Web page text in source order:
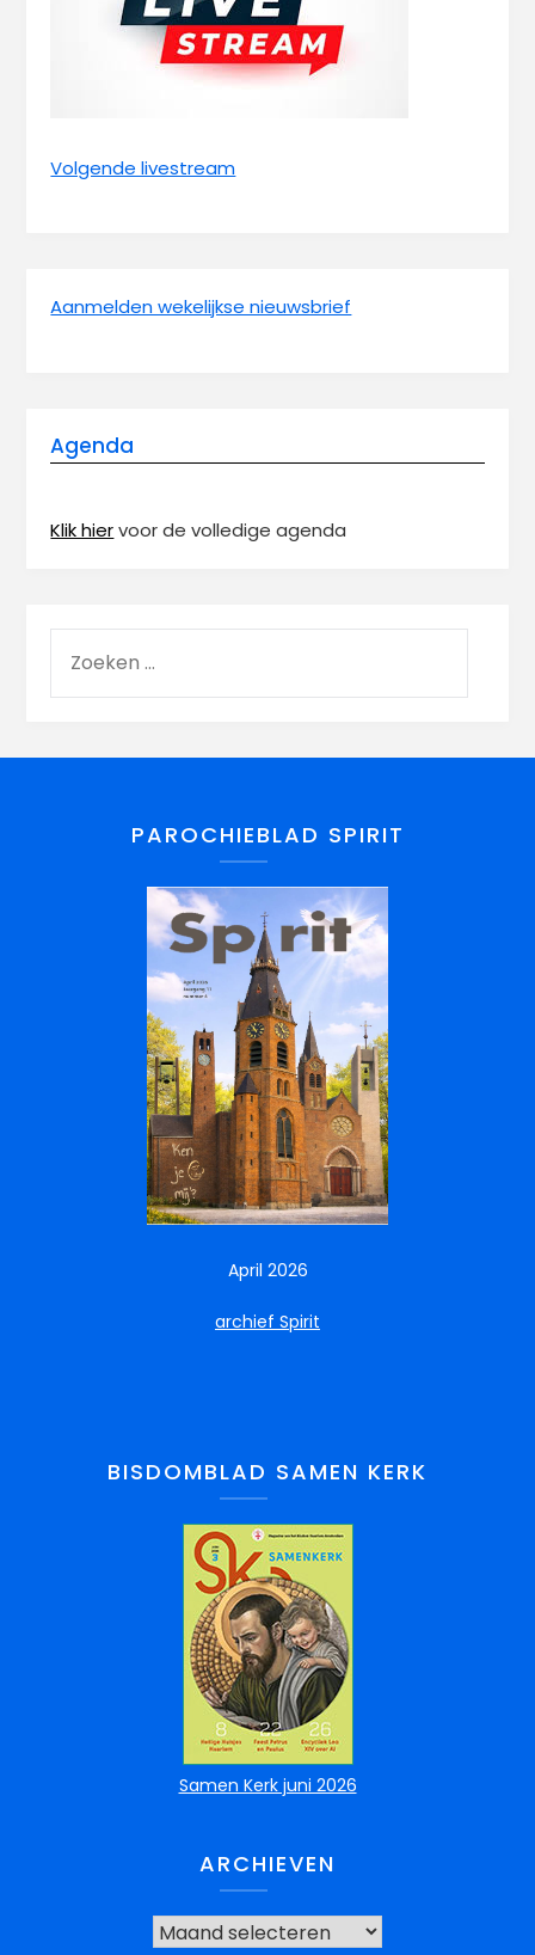
Volgende livestream
Aanmelden wekelijkse nieuwsbrief
Agenda
Klik hiervoor de volledige agenda
PAROCHIEBLAD SPIRIT
April 2026
archief Spirit
BISDOMBLAD SAMEN KERK
Samen Kerk juni 2026
ARCHIEVEN